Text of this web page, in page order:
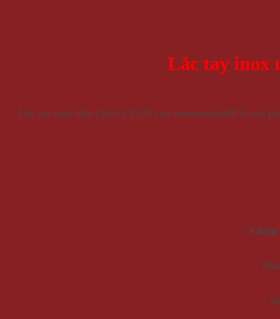
Lắc tay inox
– Lắc tay nam Hàn Quốc LT133 của winwinshop88 là sản
–
–
–